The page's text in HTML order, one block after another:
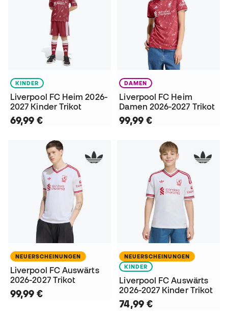
KINDER
Liverpool FC Heim 2026-
2027 Kinder Trikot
69,99 €
DAMEN
Liverpool FC Heim
Damen 2026-2027 Trikot
99,99 €
NEUERSCHEINUNGEN
Liverpool FC Auswärts
2026-2027 Trikot
99,99 €
NEUERSCHEINUNGEN
KINDER
Liverpool FC Auswärts
2026-2027 Kinder Trikot
74,99 €